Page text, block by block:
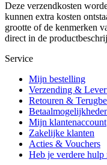
Deze verzendkosten
kunnen extra kosten
grootte of de kenmerken
direct in de
Service
Mijn bestelling
Verzending &
Retouren &
Mijn klantenaccount
Zakelijke klanten
Acties & Vouchers
Heb je verdere hulp